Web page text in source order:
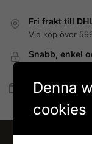
Fri frakt till
Vid köp över
Snabb, enkel
Snabb leverans
Lagervaror
Denna
cookies